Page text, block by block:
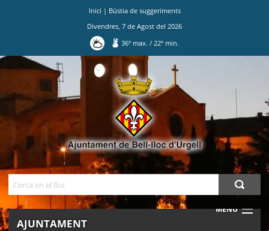
Inici | Bústia de suggeriments
Divendres 7 de Agost del 2026
36º max./ 22º min.
MENU
AJUNTAMENT